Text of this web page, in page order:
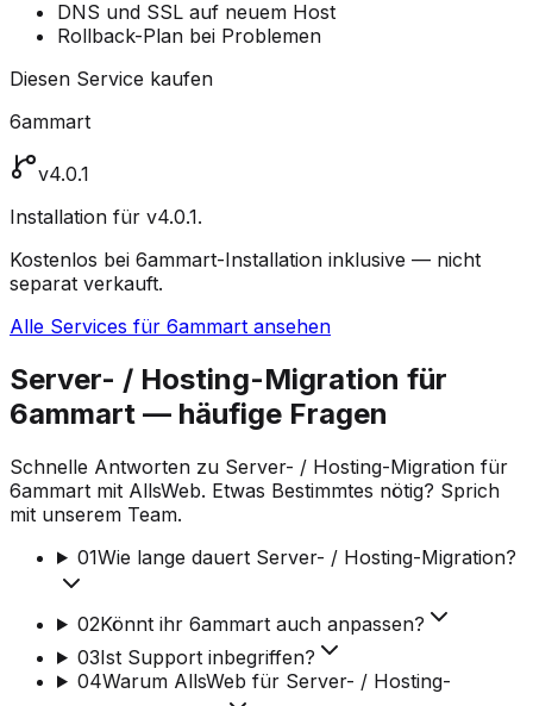
DNS und SSL auf neuem Host
Rollback-Plan bei Problemen
Diesen Service kaufen
6ammart
v4.0.1
Installation für v4.0.1.
Kostenlos bei 6ammart-Installation inklusive — nicht
separat verkauft.
Alle Services für 6ammart ansehen
Server- / Hosting-Migration für
6ammart — häufige Fragen
Schnelle Antworten zu Server- / Hosting-Migration für
6ammart mit AllsWeb. Etwas Bestimmtes nötig? Sprich
mit unserem Team.
01Wie lange dauert Server- / Hosting-Migration?
02Könnt ihr 6ammart auch anpassen?
03Ist Support inbegriffen?
04Warum AllsWeb für Server- / Hosting-